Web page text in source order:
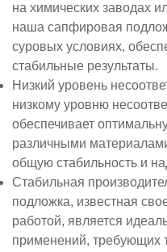
на химических заводах
наша сапфировая
суровых условиях,
стабильные результаты.
Низкий уровень
низкому уровню
обеспечивает
различными
общую стабильность и
Стабильная
подложка, известная
работой, является
применений, требующих